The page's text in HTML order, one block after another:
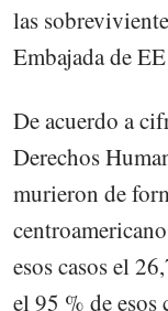
las
Embajada de
De acuerdo a
Derechos
murieron de
esos casos el
el 95 % de esos